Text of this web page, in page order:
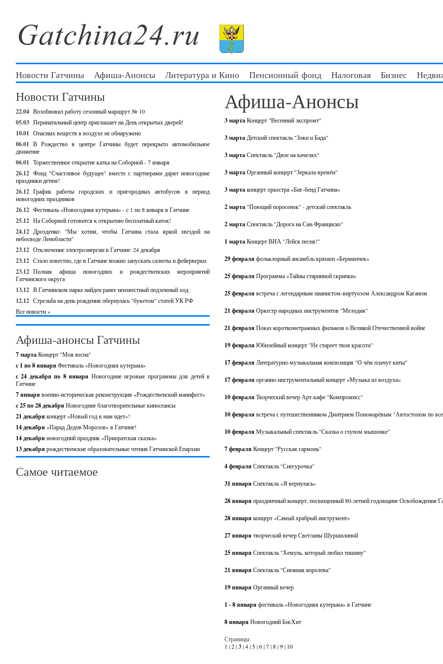
Новости Гатчины Афиша-Анонсы Литература и Кино Пенсионный фонд Налоговая Бизнес
Новости Гатчины
22.04 Возобновил работу сезонный маршрут № 10
05.03 Перинатальный центр приглашает на День открытых дверей!
10.01 Опасных веществ в воздухе не обнаружено
06.01 В Рождество в центре Гатчины будет перекрыто автомобильное
движение
06.01 Торжественное открытие катка на Соборной - 7 января
26.12 Фонд "Счастливое будущее" вместе с партнерами дарят новогодние
праздники детям!
26.12 График работы городских и пригородных автобусов в период
новогодних праздников
26.12 Фестиваль «Новогодняя кутерьма» - с 1 по 8 января в Гатчине
25.12 На Соборной готовится к открытию бесплатный каток!
24.12 Дрозденко: "Мы хотим, чтобы Гатчина стала яркой звездой на
небосводе Ленобласти"
23.12 Отключение электроэнергии в Гатчине: 24 декабря
23.12 Стало известно, где в Гатчине можно запускать салюты и фейерверки
23.12 Полная афиша новогодних и рождественских мероприятий
Гатчинского округа
13.12 В Гатчинском парке найден ранее неизвестный подземный ход
12.12 Стрельба на день рождения обернулась "букетом" статей УК РФ
Все новости »
Афиша-анонсы Гатчины
7 мартаКонцерт "Моя весна"
с 1 по 8 января Фестиваль «Новогодняя кутерьма»
с 24 декабря по 8 января Новогодние игровые программы для детей в
Гатчине
7 января военно-историческая реконструкция «Рождественский манифест»
c 25 по 28 декабря Новогодние благотворительные киносеансы
21 декабря концерт «Новый год к нам идет»!
14 декабря «Парад Дедов Морозов» в Гатчине!
14 декабря новогодний праздник «Приоратская сказка»
13 декабря рождественские образовательные чтения Гатчинской Епархии
Самое читаемое
Афиша-Анонсы
3 мартаКонцерт "Весенний экспромт"
3 мартаДетский спектакль "Зоки и Бада"
3 мартаСпектакль "Двое на качелях"
3 мартаОрганный концерт "Зеркала времён"
3 мартаконцерт оркестра «Биг-бенд Гатчина»
2 марта "Поющий поросенок" - детский спектакль
2 мартаСпектакль "Дорога на Сан-Франциско"
1 мартаКонцерт ВИА "Лейся песня!"
29 февраляфольклорный ансамбль кряшен «Бермянчек»
25 февраляПрограмма «Тайны старинной скрипки»
25 февралявстреча с легендарным пианистом-виртуозом Александром Каганом
21 февраляОркестр народных инструментов "Мелодия"
21 февраляПоказ короткометражных фильмов о Великой Отечественной войне
19 февраляЮбилейный концерт "Не стареет твоя красота"
17 февраляЛитературно-музыкальная композиция "О чём плачут киты"
17 февраляорганно-инструментальный концерт «Музыка из воздуха»
10 февраляТворческий вечер Арт-кафе "Компромисс"
10 февралявстреча с путешественником Дмитрием Пономарёвым "Автостопом по
10 февраляМузыкальный спектакль "Сказка о глупом мышонке"
7 февраляКонцерт "Русская гармонь"
4 февраляСпектакль "Снегурочка"
31 январяСпектакль «Я вернулась»
28 январяпраздничный концерт, посвященный 80-летней годовщине Освобождения
28 январяконцерт «Самый храбрый инструмент»
27 январятворческий вечер Светланы Шуршилиной
25 январяСпектакль "Хемуль, который любил тишину"
21 январяСпектакль "Снежная королева"
19 январяОрганный вечер
1 - 8 январяфестиваль «Новогодняя кутерьма» в Гатчине
8 январяНовогодний БисХит
Страницы:
1 |2|3|4| 5|6|7|8|9| 10